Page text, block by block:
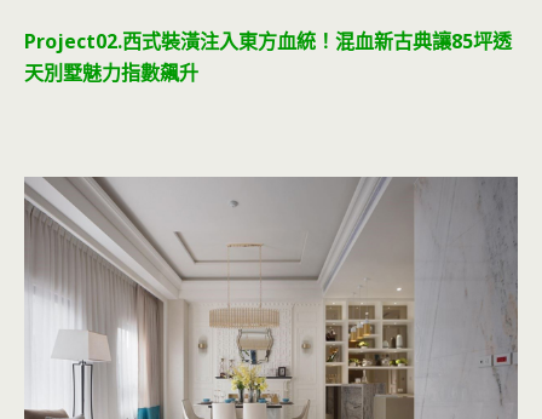
Project02.西式裝潢注入東方血統！混血新古典讓85坪透
天別墅魅力指數飆升